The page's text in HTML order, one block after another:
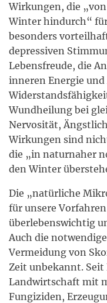
Wirkungen, die
Winter hindurch“
besonders
depressiven
Lebensfreude, die
inneren Energie
Wundheilung bei
Nervosität,
Wirkungen sind
die „in naturnaher
den Winter
Die „natürliche
für unsere
überlebenswichtig
Auch die
Vermeidung von
Zeit unbekannt.
Landwirtschaft mit
Fungiziden,